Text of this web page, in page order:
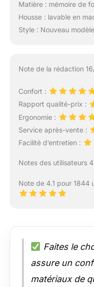
Matière : mémoire de
Housse : lavable en
Style : Nouveau modèle
Note de la rédaction
Confort :
Rapport qualité-prix :
Ergonomie :
Service après-vente :
Facilité d’entretien :
Notes des utilisateurs
Note de 4.1 pour 1844
Faites le
assure un
matériaux de